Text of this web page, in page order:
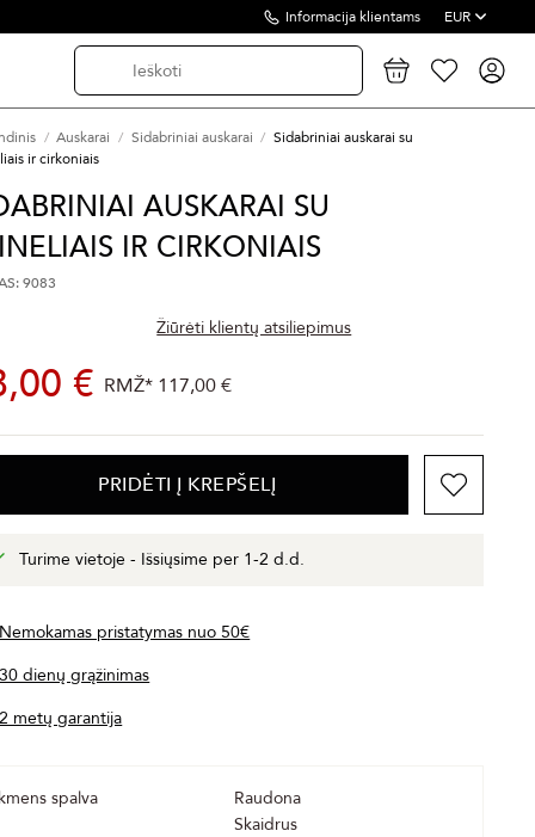
Informacija klientams EUR
Auskarai Sidabriniai auskarai
Sidabriniai auskarai su
ir cirkoniais
AUSKARAI SU
IR CIRKONIAIS
9083
Žiūrėti klientų atsiliepimus
€ RMŽ* 117,00 €
PRIDĖTI Į KREPŠELĮ
Turime vietoje - Išsiųsime per 1-2 d.d.
Nemokamas pristatymas nuo 50€
30 dienų grąžinimas
2 metų garantija
spalva
Raudona
Skaidrus